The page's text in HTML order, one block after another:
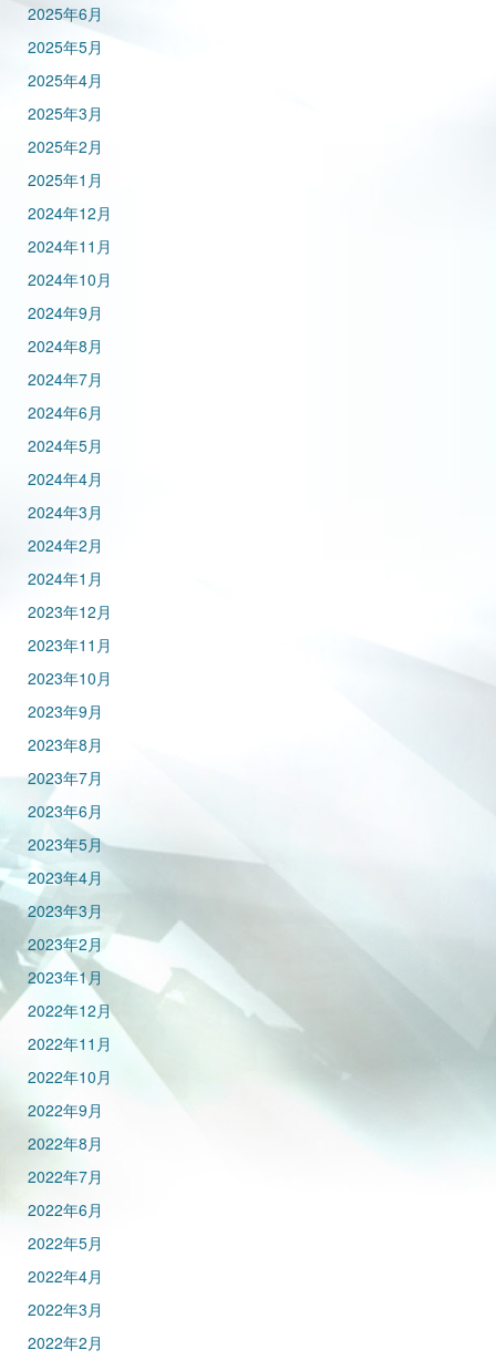
2025年6月
2025年5月
2025年4月
2025年3月
2025年2月
2025年1月
2024年12月
2024年11月
2024年10月
2024年9月
2024年8月
2024年7月
2024年6月
2024年5月
2024年4月
2024年3月
2024年2月
2024年1月
2023年12月
2023年11月
2023年10月
2023年9月
2023年8月
2023年7月
2023年6月
2023年5月
2023年4月
2023年3月
2023年2月
2023年1月
2022年12月
2022年11月
2022年10月
2022年9月
2022年8月
2022年7月
2022年6月
2022年5月
2022年4月
2022年3月
2022年2月